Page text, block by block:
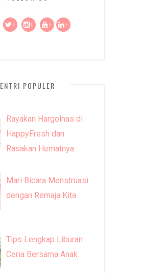
+ + + +
ENTRI POPULER
Rayakan Hargolnas di
HappyFresh dan
Rasakan Hematnya
Mari Bicara Menstruasi
dengan Remaja Kita
Tips Lengkap Liburan
Ceria Bersama Anak